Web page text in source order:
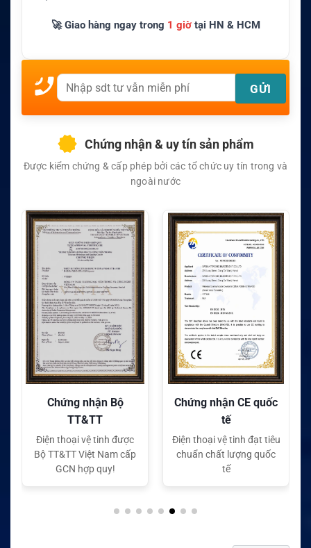
🚀 Giao hàng ngay trong 1 giờtại HN & HCM
Chứng nhận & uy tín sản phẩm
Được kiểm chứng & cấp phép bởi các tổ chức uy tín trong và
ngoài nước
Chứng nhận Bộ
TT&TT
Điện thoại vệ tinh được
Bộ TT&TT Việt Nam cấp
GCN hợp quy!
Chứng nhận CE quốc
tế
Điện thoại vệ tinh đạt tiêu
chuẩn chất lượng quốc
tế